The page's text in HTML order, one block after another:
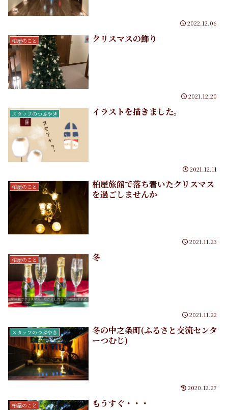
2022.12.06
柏屋のこと クリスマスの飾り
2021.12.20
スタッフのつぶやき イラストを描きました。
2021.12.11
柏屋のこと
柏屋旅館で落ち着いたクリスマス
を過ごしませんか
2021.11.23
柏屋のこと 冬
2021.11.22
スタッフのつぶやき
冬の中之条町(ふるさと交流センタ
ーつむじ)
2020.12.27
柏屋のこと もうすぐ・・・